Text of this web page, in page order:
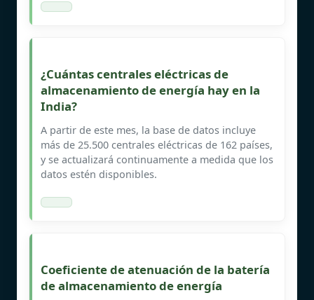
¿Cuántas centrales eléctricas de
almacenamiento de energía hay en la
India?
A partir de este mes, la base de datos incluye
más de 25.500 centrales eléctricas de 162 países,
y se actualizará continuamente a medida que los
datos estén disponibles.
Coeficiente de atenuación de la batería
de almacenamiento de energía